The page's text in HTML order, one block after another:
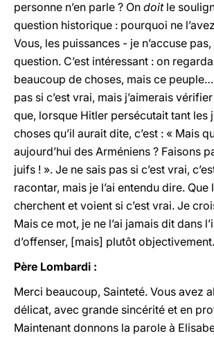
personne n’en parle ? On doit le
question historique : pourquoi ne
Vous, les puissances - je n’accuse
question. C’est intéressant : on
beaucoup de choses, mais ce
pas si c’est vrai, mais j’aimerais
que, lorsque Hitler persécutait tant les
choses qu’il aurait dite, c’est : « Mais
aujourd’hui des Arméniens ? Faisons
juifs ! ». Je ne sais pas si c’est vrai,
racontar, mais je l’ai entendu dire. Que
cherchent et voient si c’est vrai. Je
Mais ce mot, je ne l’ai jamais dit dans
d’offenser, [mais] plutôt objectivement.
Père Lombardi :
Merci beaucoup, Sainteté. Vous avez
délicat, avec grande sincérité et en
Maintenant donnons la parole à